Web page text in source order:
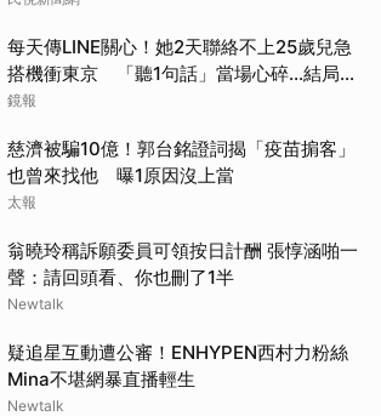
每天傳LINE關心！她2天聯絡不上25歲兒急
搭機衝東京 「聽1句話」當場心碎...結局看
哭網
鏡報
慈濟被騙10億！郭台銘證詞揭「疫苗掮客」
也曾來找他 曝1原因沒上當
太報
翁曉玲稱訴願委員可領按日計酬 張惇涵啪一
聲：請回頭看、你也刪了1半
Newtalk
疑追星互動遭公審！ENHYPEN西村力粉絲
Mina不堪網暴直播輕生
Newtalk